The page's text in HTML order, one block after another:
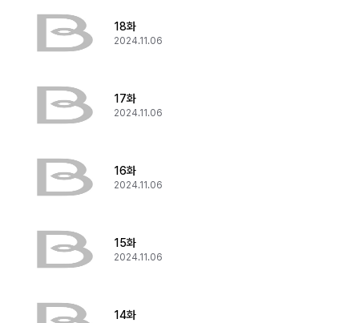
18화
2024.11.06
17화
2024.11.06
16화
2024.11.06
15화
2024.11.06
14화